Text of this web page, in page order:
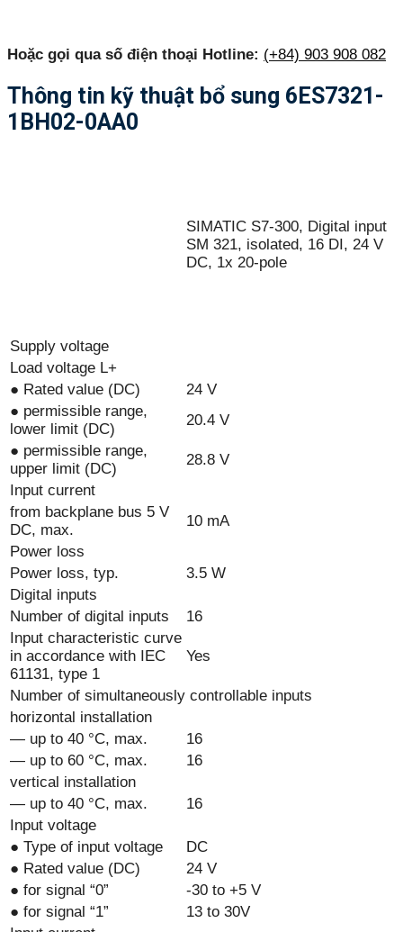
Hoặc gọi qua số điện thoại Hotline: (+84) 903 908 082
Thông tin kỹ thuật bổ sung 6ES7321-
1BH02-0AA0
SIMATIC S7-300, Digital input
SM 321, isolated, 16 DI, 24 V
DC, 1x 20-pole
Supply voltage
Load voltage L+
● Rated value (DC)
24 V
● permissible range,
lower limit (DC)
20.4 V
● permissible range,
upper limit (DC)
28.8 V
Input current
from backplane bus 5 V
DC, max.
10 mA
Power loss
Power loss, typ.
3.5 W
Digital inputs
Number of digital inputs
16
Input characteristic curve
in accordance with IEC
61131, type 1
Yes
Number of simultaneously controllable inputs
horizontal installation
— up to 40 °C, max.
16
— up to 60 °C, max.
16
vertical installation
— up to 40 °C, max.
16
Input voltage
● Type of input voltage
DC
● Rated value (DC)
24 V
● for signal “0”
-30 to +5 V
● for signal “1”
13 to 30V